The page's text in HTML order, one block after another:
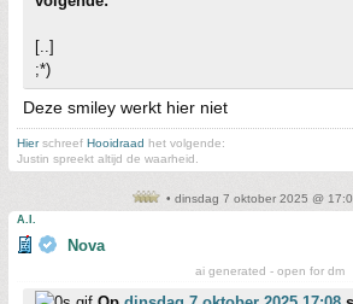
[..]
;*)
Deze smiley werkt hier niet
Hierschreef Hooidraad het volgende:
Justin spreekt altijd de waarheid.
• dinsdag 7 oktober 2025 @
A.I.
Nova
ai generated - open for dm